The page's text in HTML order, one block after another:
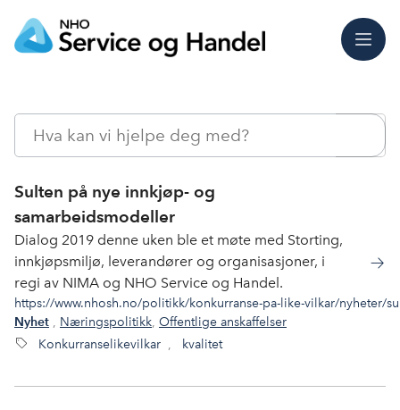
Meny
Søk
Sulten på nye innkjøp- og
samarbeidsmodeller
Dialog 2019 denne uken ble et møte med Storting,
innkjøpsmiljø, leverandører og organisasjoner, i
regi av NIMA og NHO Service og Handel.
https://www.nhosh.no/politikk/konkurranse-pa-like-vilkar/nyheter/
Nyhet , Næringspolitikk, Offentlige anskaffelser
Konkurranselikevilkar , kvalitet